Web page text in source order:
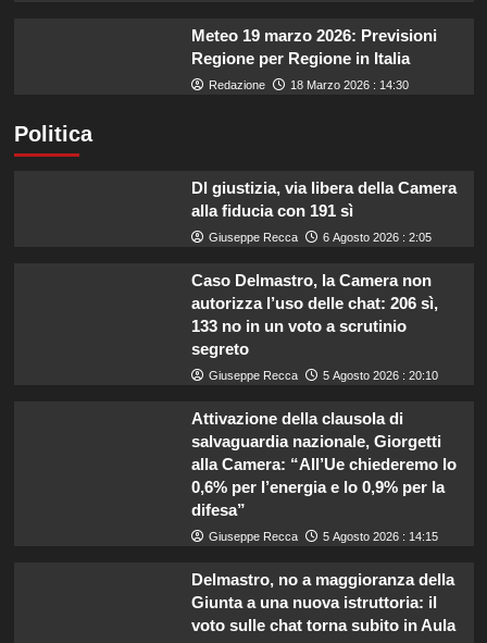
Meteo 19 marzo 2026: Previsioni
Regione per Regione in Italia
Redazione 18 Marzo 2026 : 14:30
Politica
Dl giustizia, via libera della Camera
alla fiducia con 191 sì
Giuseppe Recca 6 Agosto 2026 : 2:05
Caso Delmastro, la Camera non
autorizza l’uso delle chat: 206 sì,
133 no in un voto a scrutinio
segreto
Giuseppe Recca 5 Agosto 2026 : 20:10
Attivazione della clausola di
salvaguardia nazionale, Giorgetti
alla Camera: “All’Ue chiederemo lo
0,6% per l’energia e lo 0,9% per la
difesa”
Giuseppe Recca 5 Agosto 2026 : 14:15
Delmastro, no a maggioranza della
Giunta a una nuova istruttoria: il
voto sulle chat torna subito in Aula